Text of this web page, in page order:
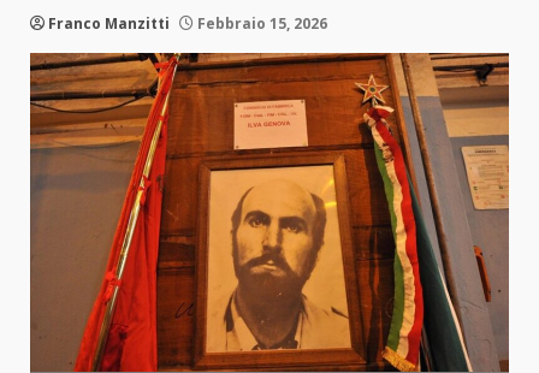
Franco Manzitti Febbraio 15, 2026